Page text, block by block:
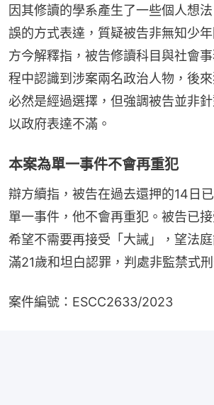
因其修讀的學系產生了一些個人想
誤的方式表達，質疑被告非無知少
方今解釋指，被告修讀科目與社會
程中認識到涉案兩名政治人物，後
必然是經過選擇，但強調被告並非
以政府表達不滿。
本案為單一事件不會再重犯
辯方續指，被告在過去還押的14日
單一事件，他不會再重犯。被告已接
希望不需要再接受「大誡」，望法
滿21歲和坦白認罪，判處非監禁式刑
案件編號：ESCC2633/2023